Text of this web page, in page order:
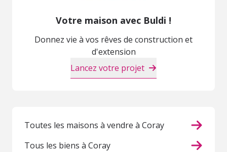
Votre maison avec Buldi !
Donnez vie à vos rêves de construction et
d'extension
Lancez votre projet
Toutes les maisons à vendre à Coray
Tous les biens à Coray